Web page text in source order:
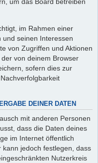
im Rahmen einer
und seinen Interessen
von Zugriffen und Aktionen
von deinem Browser
sofern dies zur
DEINER DATEN
mit anderen Personen
dass die Daten deines
im Internet öffentlich
jedoch festlegen, dass
Nutzerkreis